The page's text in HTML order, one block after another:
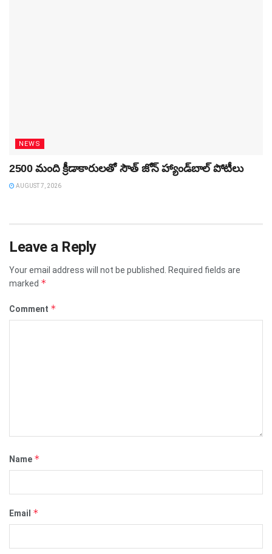
NEWS
2500 మంది క్రీడాకారులతో సౌత్‌ జోన్‌ హ్యాండ్‌బాల్‌ పోటీలు
AUGUST 7, 2026
Leave a Reply
Your email address will not be published.
Required fields are
marked *
Comment *
Name *
Email *